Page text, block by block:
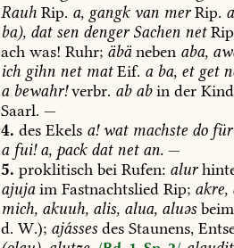
Rauh Rip. a, gangkvan merRip. a
ba), datsen dengerSachen net
ach was! Ruhr; äbäneben aba,
ich gihn netmatEif. aba, etget
abewahr!verbr. ababin der
Saarl. —
4. des Ekels a!watmachste dofür
afui!a, packdatnetan. —
5. proklitisch bei Rufen: alur
ajujaim Fastnachtslied Rip; akre,
mich, akuuh, alis, alua, aluəs beim
d. W.); ajásses des Staunens,